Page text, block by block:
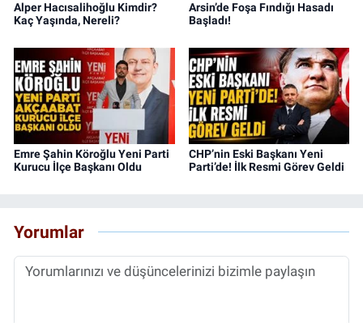
Alper Hacısalihoğlu Kimdir?
Kaç Yaşında, Nereli?
Arsin’de Foşa Fındığı Hasadı
Başladı!
Emre Şahin Köroğlu Yeni Parti
Kurucu İlçe Başkanı Oldu
CHP’nin Eski Başkanı Yeni
Parti’de! İlk Resmi Görev Geldi
Yorumlar